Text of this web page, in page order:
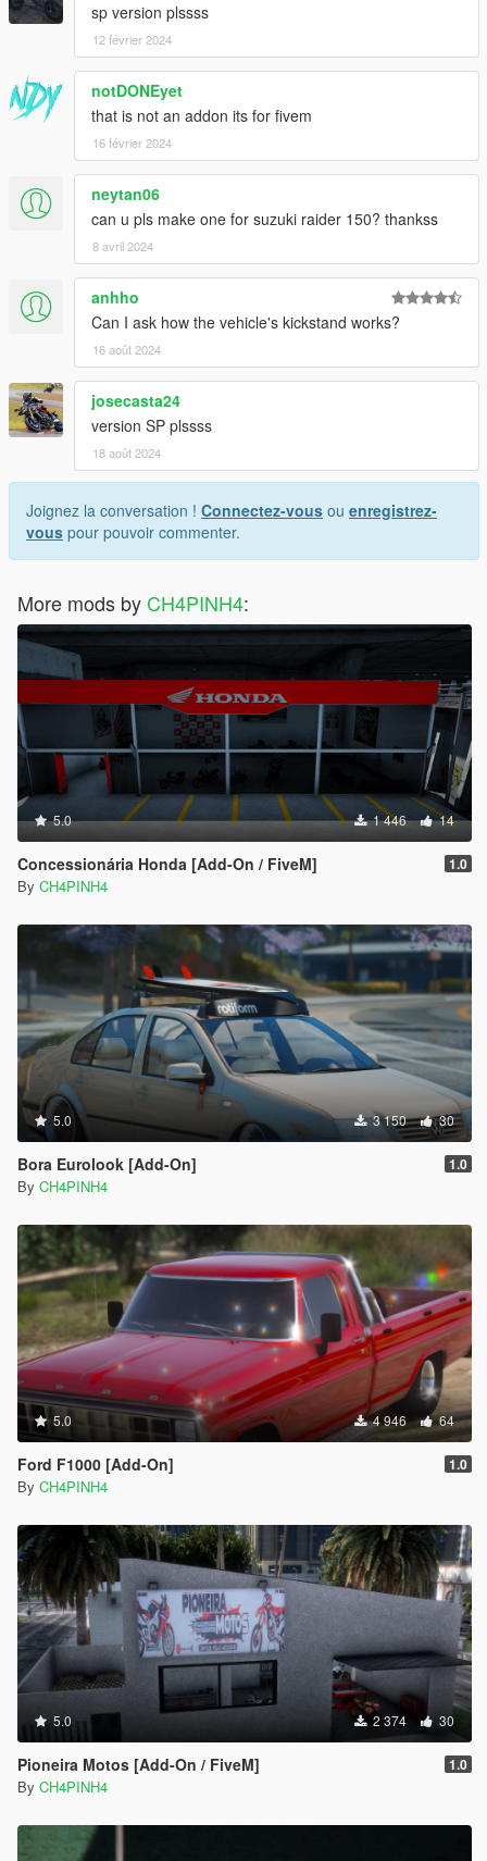
sp version plssss
12 février 2024
notDONEyet
that is not an addon its for fivem
16 février 2024
neytan06
can u pls make one for suzuki raider 150? thankss
8 avril 2024
anhho
Can I ask how the vehicle's kickstand works?
16 août 2024
josecasta24
version SP plssss
18 août 2024
Joignez la conversation ! Connectez-vous ou enregistrez-
vous pour pouvoir commenter.
More mods by CH4PINH4:
5.0 1 446 14
Concessionária Honda [Add-On / FiveM] 1.0
By CH4PINH4
5.0 3 150 30
Bora Eurolook [Add-On] 1.0
By CH4PINH4
5.0 4 946 64
Ford F1000 [Add-On] 1.0
By CH4PINH4
5.0 2 374 30
Pioneira Motos [Add-On / FiveM] 1.0
By CH4PINH4